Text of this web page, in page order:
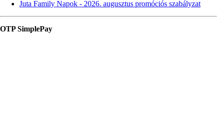
Juta Family Napok - 2026. augusztus promóciós szabályzat
OTP SimplePay